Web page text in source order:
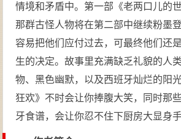
情境和矛盾中。第一部《老两口儿的
那群古怪人物将在第二部中继续粉墨
容易把他们应付过去，可最终他们还
生的决定。故事里充满缺乏礼貌的人
物、黑色幽默，以及西班牙灿烂的阳
狂欢》不时会让你捧腹大笑，同时那
牙食谱，会让你忍不住下厨房大显身手